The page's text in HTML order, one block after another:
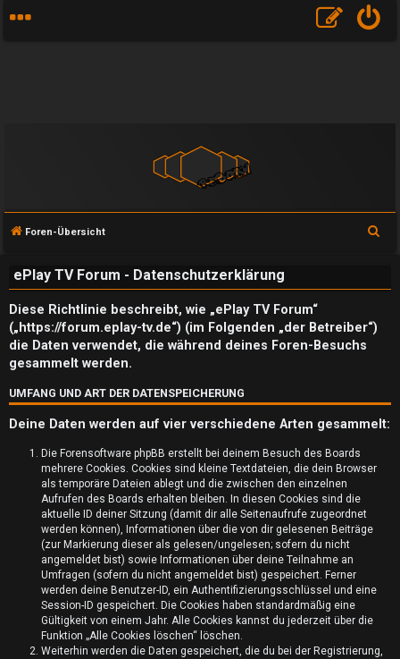
Foren-Übersicht
ePlay TV Forum - Datenschutzerklärung
Diese Richtlinie beschreibt, wie „ePlay TV Forum“
(„https://forum.eplay-tv.de“) (im Folgenden „der Betreiber“)
die Daten verwendet, die während deines Foren-Besuchs
gesammelt werden.
UMFANG UND ART DER DATENSPEICHERUNG
Deine Daten werden auf vier verschiedene Arten gesammelt:
Die Forensoftware phpBB erstellt bei deinem Besuch des Boards
mehrere Cookies. Cookies sind kleine Textdateien, die dein Browser
als temporäre Dateien ablegt und die zwischen den einzelnen
Aufrufen des Boards erhalten bleiben. In diesen Cookies sind die
aktuelle ID deiner Sitzung (damit dir alle Seitenaufrufe zugeordnet
werden können), Informationen über die von dir gelesenen Beiträge
(zur Markierung dieser als gelesen/ungelesen; sofern du nicht
angemeldet bist) sowie Informationen über deine Teilnahme an
Umfragen (sofern du nicht angemeldet bist) gespeichert. Ferner
werden deine Benutzer-ID, ein Authentifizierungsschlüssel und eine
Session-ID gespeichert. Die Cookies haben standardmäßig eine
Gültigkeit von einem Jahr. Alle Cookies kannst du jederzeit über die
Funktion „Alle Cookies löschen“ löschen.
Weiterhin werden die Daten gespeichert, die du bei der Registrierung,